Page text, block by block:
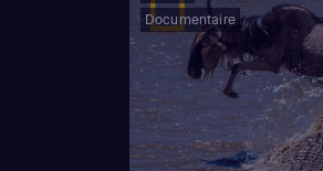
Documentaire